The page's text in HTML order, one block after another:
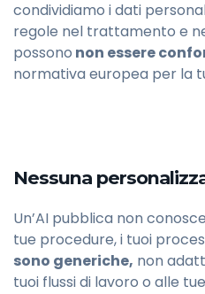
condividiamo i dati
regole nel trattamento e
possono non essere
normativa europea per la
Nessuna
Un’AI pubblica non
tue procedure, i tuoi
sono generiche, non
tuoi flussi di lavoro o alle